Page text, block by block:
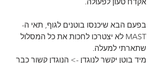
בפעם הבא שיכנסו בוטנים לגוף, תאי ה-
MAST לא יצטרכו לחכות את כל המסלול
שתארתי למעלה.
מיד בוטן יקשר לנוגדן -> הנוגדן קשור כבר